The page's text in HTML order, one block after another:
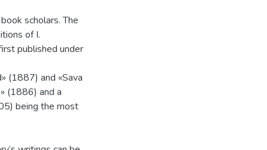
scholars. The
of I.
published under
(1887) and «Sava
(1886) and a
being the most